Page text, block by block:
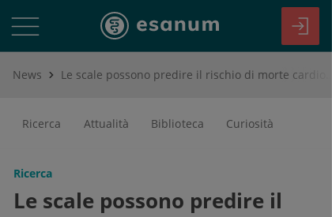
News
Ricerca Attualità Biblioteca Curiosità
Ricerca
Le scale possono predire il